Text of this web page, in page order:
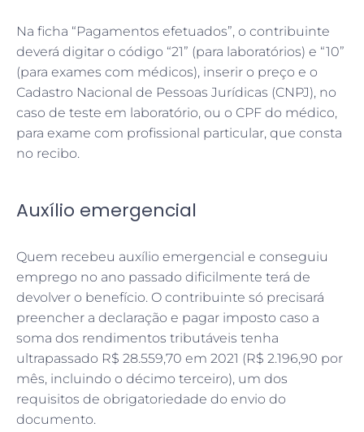
Na ficha “Pagamentos efetuados”, o contribuinte
deverá digitar o código “21” (para laboratórios) e “10”
(para exames com médicos), inserir o preço e o
Cadastro Nacional de Pessoas Jurídicas (CNPJ), no
caso de teste em laboratório, ou o CPF do médico,
para exame com profissional particular, que consta
no recibo.
Auxílio emergencial
Quem recebeu auxílio emergencial e conseguiu
emprego no ano passado dificilmente terá de
devolver o benefício. O contribuinte só precisará
preencher a declaração e pagar imposto caso a
soma dos rendimentos tributáveis tenha
ultrapassado R$ 28.559,70 em 2021 (R$ 2.196,90 por
mês, incluindo o décimo terceiro), um dos
requisitos de obrigatoriedade do envio do
documento.